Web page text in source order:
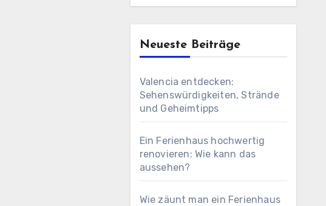
Neueste Beiträge
Valencia entdecken:
Sehenswürdigkeiten, Strände
und Geheimtipps
Ein Ferienhaus hochwertig
renovieren: Wie kann das
aussehen?
Wie zäunt man ein Ferienhaus